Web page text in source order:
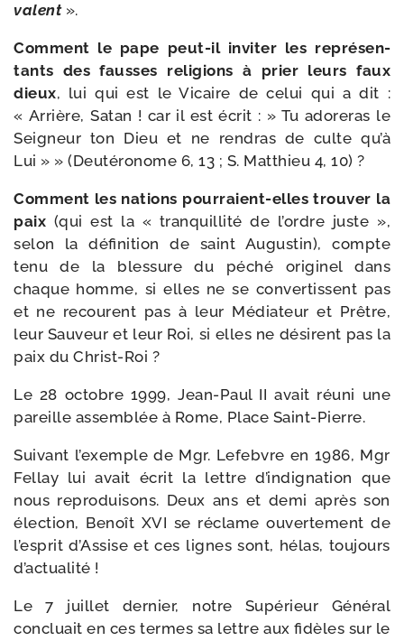
valent».
Comment le pape peut-​il invi­ter les repré­sen­
tants des fausses reli­gions à prier leurs faux
dieux, lui qui est le Vicaire de celui qui a dit :
« Arrière, Satan ! car il est écrit : » Tu ado­re­ras le
Seigneur ton Dieu et ne ren­dras de culte qu’à
Lui » » (Deutéronome 6, 13 ; S. Matthieu 4, 10) ?
Comment les nations pourraient-​elles trou­ver la
paix (qui est la « tran­quilli­té de l’ordre juste »,
selon la défi­ni­tion de saint Augustin), compte
tenu de la bles­sure du péché ori­gi­nel dans
chaque homme, si elles ne se conver­tissent pas
et ne recourent pas à leur Médiateur et Prêtre,
leur Sauveur et leur Roi, si elles ne dési­rent pas la
paix du Christ-Roi ?
Le 28 octobre 1999, Jean-​Paul II avait réuni une
pareille assem­blée à Rome, Place Saint-Pierre.
Suivant l’exemple de Mgr. Lefebvre en 1986, Mgr
Fellay lui avait écrit la lettre d’indignation que
nous repro­dui­sons. Deux ans et demi après son
élec­tion, Benoît XVI se réclame ouver­te­ment de
l’esprit d’Assise et ces lignes sont, hélas, tou­jours
d’actualité !
Le 7 juillet der­nier, notre Supérieur Général
concluait en ces termes sa lettre aux fidèles sur le